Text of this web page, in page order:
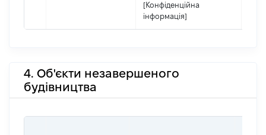
[Конфіденційна
інформація]
4. Об'єкти незавершеного
будівництва